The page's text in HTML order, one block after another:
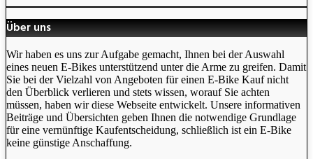
Über uns
Wir haben es uns zur Aufgabe gemacht, Ihnen bei der Auswahl
eines neuen E-Bikes unterstützend unter die Arme zu greifen. Damit
Sie bei der Vielzahl von Angeboten für einen E-Bike Kauf nicht
den Überblick verlieren und stets wissen, worauf Sie achten
müssen, haben wir diese Webseite entwickelt. Unsere informativen
Beiträge und Übersichten geben Ihnen die notwendige Grundlage
für eine vernünftige Kaufentscheidung, schließlich ist ein E-Bike
keine günstige Anschaffung.